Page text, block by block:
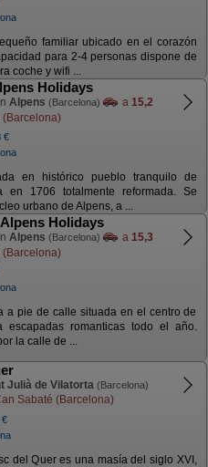
familiar ubicado en el corazón
para 2-4 personas dispone de
coche y wifi ...
Holidays
Alpens (Barcelona) a 15,2
€
en histórico pueblo tranquilo de
en 1706 totalmente reformada. Se
urbano de Alpens, a ...
Holidays
Alpens (Barcelona) a 15,3
a pie de calle situada en el centro de
escapadas romanticas todo el año.
la calle de ...
Julià de Vilatorta (Barcelona)
Sabaté (Barcelona)
€
del Quer es una masía del siglo XVI,